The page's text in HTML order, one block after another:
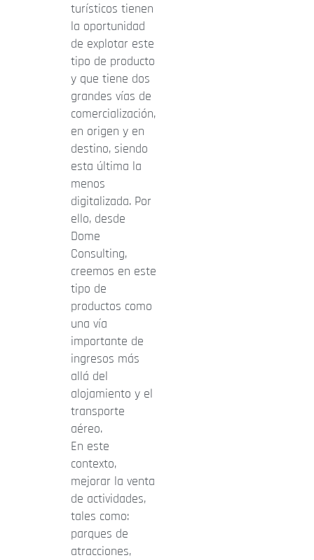
turísticos tienen
la oportunidad
de explotar este
tipo de producto
y que tiene dos
grandes vías de
comercialización,
en origen y en
destino, siendo
esta última la
menos
digitalizada. Por
ello, desde
Dome
Consulting,
creemos en este
tipo de
productos como
una vía
importante de
ingresos más
allá del
alojamiento y el
transporte
aéreo.
En este
contexto,
mejorar la venta
de actividades,
tales como:
parques de
atracciones,